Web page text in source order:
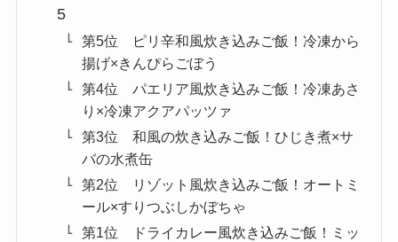
5
第5位 ピリ辛和風炊き込みご飯！冷凍から
揚げ×きんぴらごぼう
第4位 パエリア風炊き込みご飯！冷凍あさ
り×冷凍アクアパッツァ
第3位 和風の炊き込みご飯！ひじき煮×サ
バの水煮缶
第2位 リゾット風炊き込みご飯！オートミ
ール×すりつぶしかぼちゃ
第1位 ドライカレー風炊き込みご飯！ミッ